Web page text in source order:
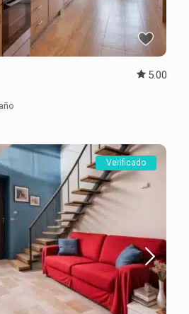
5.00
Verificado